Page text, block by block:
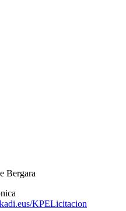
Bergara
KPELicitacion